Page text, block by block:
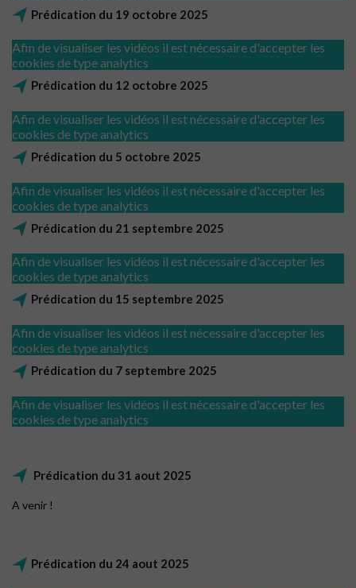
Prédication du 19 octobre 2025
Afin de visualiser les vidéos il est nécessaire d'accepter les
cookies de type analytics
Prédication du 12 octobre 2025
Afin de visualiser les vidéos il est nécessaire d'accepter les
cookies de type analytics
Prédication du 5 octobre 2025
Afin de visualiser les vidéos il est nécessaire d'accepter les
cookies de type analytics
Prédication du 21 septembre 2025
Afin de visualiser les vidéos il est nécessaire d'accepter les
cookies de type analytics
Prédication du 15 septembre 2025
Afin de visualiser les vidéos il est nécessaire d'accepter les
cookies de type analytics
Prédication du 7 septembre 2025
Afin de visualiser les vidéos il est nécessaire d'accepter les
cookies de type analytics
Prédication du 31 aout 2025
A venir !
Prédication du 24 aout 2025